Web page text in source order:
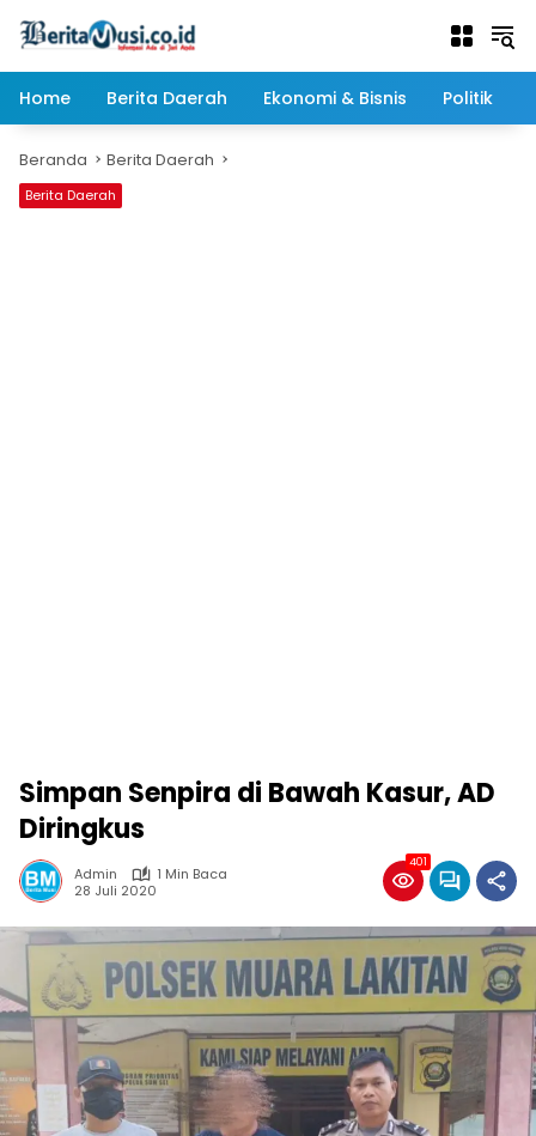
Home
Berita Daerah Ekonomi & Bisnis Politik
Beranda Berita Daerah
Berita Daerah
Simpan Senpira di Bawah Kasur, AD
Diringkus
Admin
1 Min Baca
28 Juli 2020
401